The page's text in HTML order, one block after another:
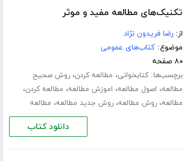
مطالعه مفید و موثر
از:رضا فریدون نژاد
موضوع:کتاب‌های عمومی
۸۰ صفحه
برچسب‌ها:کتابخوانی، مطالعه کردن،روش صحیح
مطالعه، اصول مطالعه، اموزش مطالعه، مطالعه کردن،
مطالعه،روش مطالعه،روش جدید مطالعه، مطالعه
دانلود کتاب